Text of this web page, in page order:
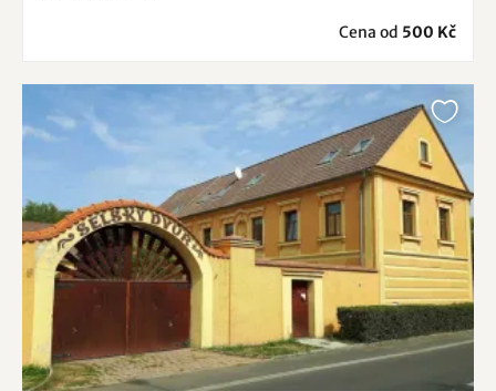
Cena od 500 Kč